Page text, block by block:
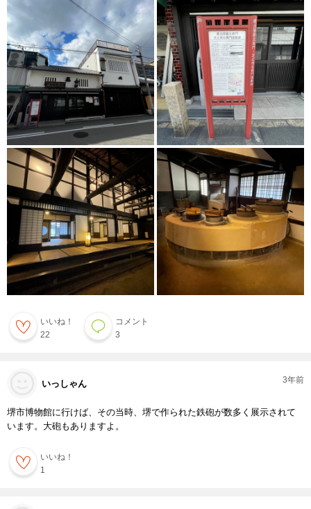
いいね！
22
コメント
3
いっしゃん 3年前
堺市博物館に行けば、その当時、堺で作られた鉄砲が数多く展示されて
います。大砲もありますよ。
いいね！
1